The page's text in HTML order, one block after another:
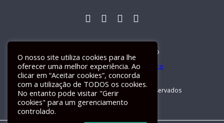
Livro de Reclamações Electrónico
GALILEU 2026 © Todos os direitos reservados
O nosso site utiliza cookies para lhe
oferecer uma melhor experiência. Ao
clicar em “Aceitar cookies”, concorda
com a utilização de TODOS os cookies.
No entanto pode visitar "Gerir
cookies" para um gerenciamento
controlado.